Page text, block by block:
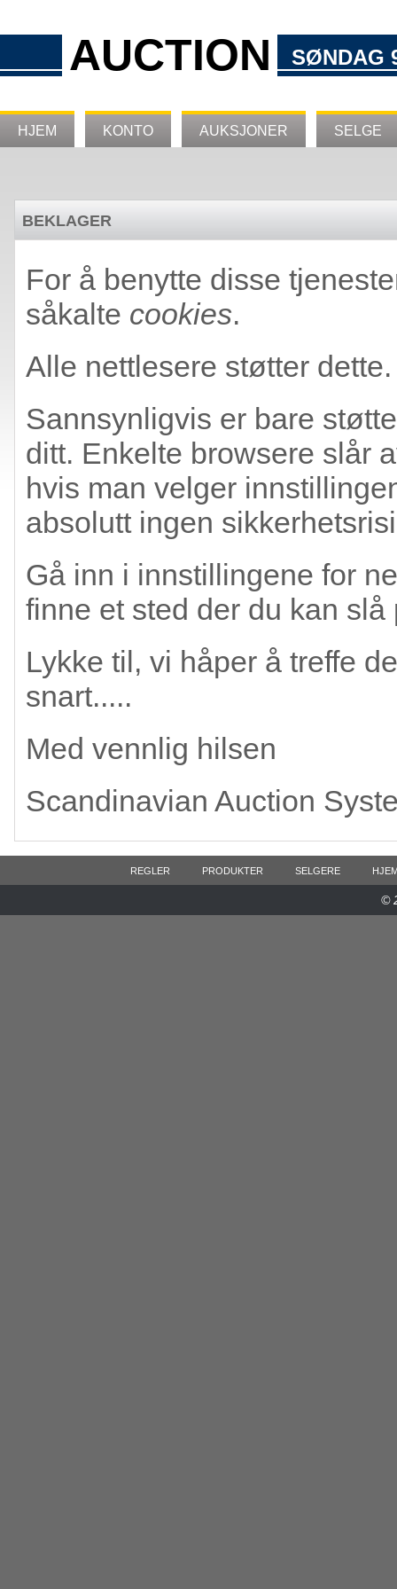
AUCTION SØNDAG
HJEM KONTO AUKSJONER SELGE
BEKLAGER
For å benytte disse
såkalte cookies.
Alle nettlesere støtter dette.
Sannsynligvis er bare
ditt. Enkelte browsere slår
hvis man velger
absolutt ingen
Gå inn i innstillingene for
finne et sted der du kan
Lykke til, vi håper å treffe
snart.....
Med vennlig hilsen
Scandinavian Auction
REGLER PRODUKTER SELGERE
©